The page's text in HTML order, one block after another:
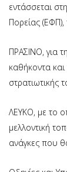
εντάσσεται
Πορείας
ΠΡΑΣΙΝΟ, για
καθήκοντα και
στρατιωτικής
ΛΕΥΚΟ, με το
μελλοντική
ανάγκες που